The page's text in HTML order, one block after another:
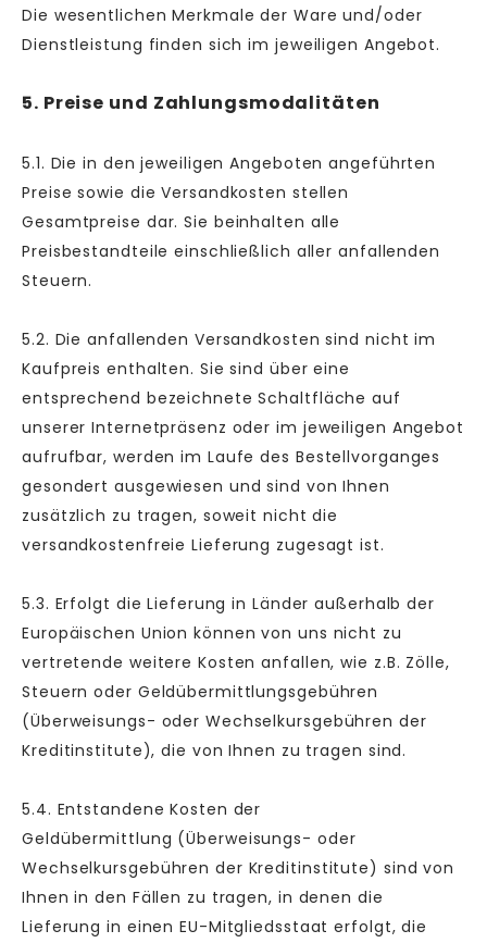
Die wesentlichen Merkmale der Ware und/oder
Dienstleistung finden sich im jeweiligen Angebot.
5. Preise und Zahlungsmodalitäten
5.1. Die in den jeweiligen Angeboten angeführten
Preise sowie die Versandkosten stellen
Gesamtpreise dar. Sie beinhalten alle
Preisbestandteile einschließlich aller anfallenden
Steuern.
5.2. Die anfallenden Versandkosten sind nicht im
Kaufpreis enthalten. Sie sind über eine
entsprechend bezeichnete Schaltfläche auf
unserer Internetpräsenz oder im jeweiligen Angebot
aufrufbar, werden im Laufe des Bestellvorganges
gesondert ausgewiesen und sind von Ihnen
zusätzlich zu tragen, soweit nicht die
versandkostenfreie Lieferung zugesagt ist.
5.3. Erfolgt die Lieferung in Länder außerhalb der
Europäischen Union können von uns nicht zu
vertretende weitere Kosten anfallen, wie z.B. Zölle,
Steuern oder Geldübermittlungsgebühren
(Überweisungs- oder Wechselkursgebühren der
Kreditinstitute), die von Ihnen zu tragen sind.
5.4. Entstandene Kosten der
Geldübermittlung (Überweisungs- oder
Wechselkursgebühren der Kreditinstitute) sind von
Ihnen in den Fällen zu tragen, in denen die
Lieferung in einen EU-Mitgliedsstaat erfolgt, die